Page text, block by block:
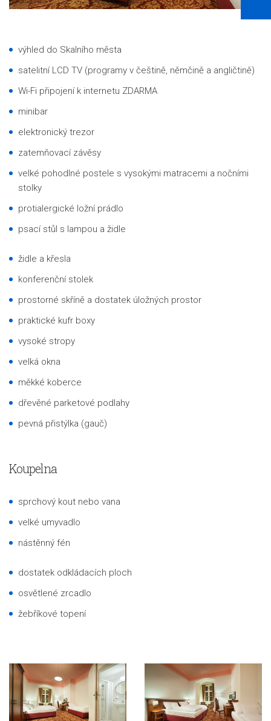
výhled do Skalního města
satelitní LCD TV (programy v češtině, němčině a angličtině)
Wi-Fi připojení k internetu ZDARMA
minibar
elektronický trezor
zatemňovací závěsy
velké pohodlné postele s vysokými matracemi a nočními
stolky
protialergické ložní prádlo
psací stůl s lampou a židle
židle a křesla
konferenční stolek
prostorné skříně a dostatek úložných prostor
praktické kufr boxy
vysoké stropy
velká okna
měkké koberce
dřevěné parketové podlahy
pevná přistýlka (gauč)
Koupelna
sprchový kout nebo vana
velké umyvadlo
nástěnný fén
dostatek odkládacích ploch
osvětlené zrcadlo
žebříkové topení